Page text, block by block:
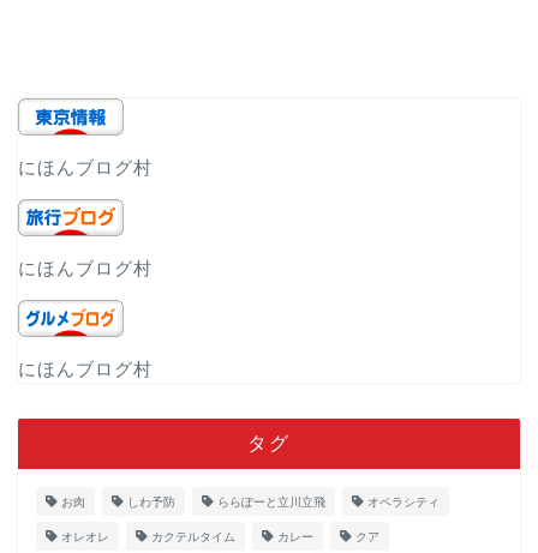
にほんブログ村
にほんブログ村
にほんブログ村
タグ
お肉 しわ予防 ららぽーと立川立飛 オペラシティ
オレオレ カクテルタイム カレー クア